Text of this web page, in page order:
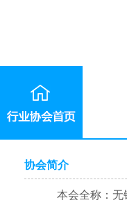
协会简介
本会全称：